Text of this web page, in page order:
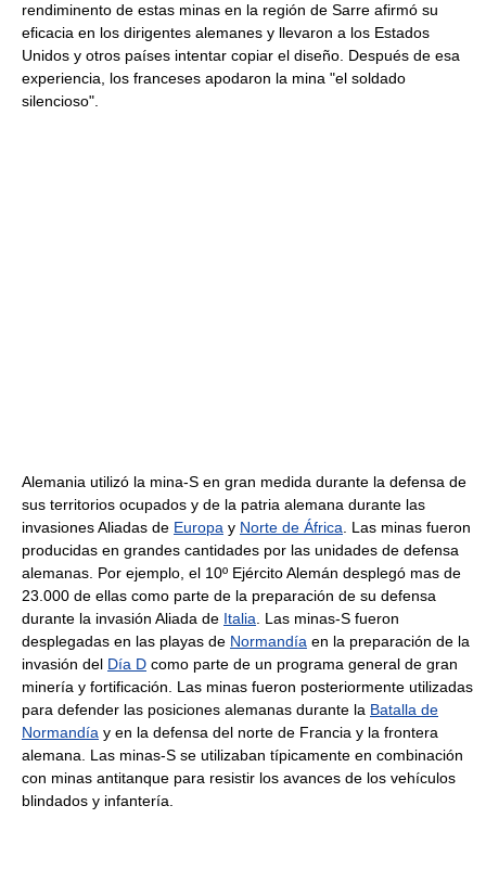
rendiminento de estas minas en la región de Sarre afirmó su
eficacia en los dirigentes alemanes y llevaron a los Estados
Unidos y otros países intentar copiar el diseño. Después de esa
experiencia, los franceses apodaron la mina "el soldado
silencioso".
Alemania utilizó la mina-S en gran medida durante la defensa de
sus territorios ocupados y de la patria alemana durante las
invasiones Aliadas de Europa y Norte de África . Las minas fueron
producidas en grandes cantidades por las unidades de defensa
alemanas. Por ejemplo, el 10º Ejército Alemán desplegó mas de
23.000 de ellas como parte de la preparación de su defensa
durante la invasión Aliada de Italia . Las minas-S fueron
desplegadas en las playas de Normandía en la preparación de la
invasión del Día D como parte de un programa general de gran
minería y fortificación. Las minas fueron posteriormente utilizadas
para defender las posiciones alemanas durante la Batalla de
Normandía y en la defensa del norte de Francia y la frontera
alemana. Las minas-S se utilizaban típicamente en combinación
con minas antitanque para resistir los avances de los vehículos
blindados y infantería.